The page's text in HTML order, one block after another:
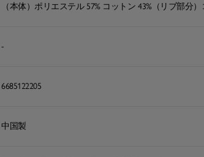
（本体）ポリエステル 57% コットン 43%（リブ部分
-
6685122205
中国製